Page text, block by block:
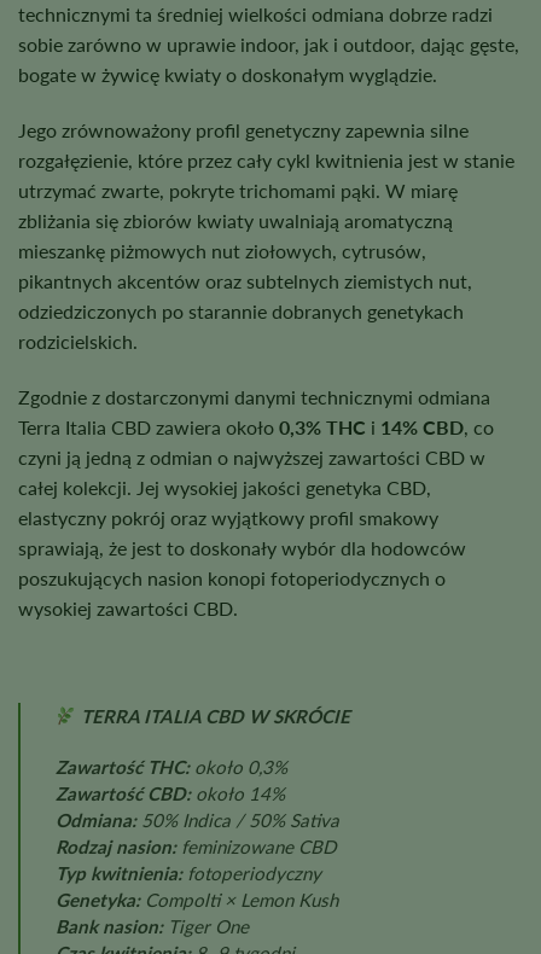
technicznymi ta średniej wielkości odmiana dobrze radzi
sobie zarówno w uprawie indoor, jak i outdoor, dając gęste,
bogate w żywicę kwiaty o doskonałym wyglądzie.
Jego zrównoważony profil genetyczny zapewnia silne
rozgałęzienie, które przez cały cykl kwitnienia jest w stanie
utrzymać zwarte, pokryte trichomami pąki. W miarę
zbliżania się zbiorów kwiaty uwalniają aromatyczną
mieszankę piżmowych nut ziołowych, cytrusów,
pikantnych akcentów oraz subtelnych ziemistych nut,
odziedziczonych po starannie dobranych genetykach
rodzicielskich.
Zgodnie z dostarczonymi danymi technicznymi odmiana
Terra Italia CBD zawiera około 0,3% THC i 14% CBD , co
czyni ją jedną z odmian o najwyższej zawartości CBD w
całej kolekcji. Jej wysokiej jakości genetyka CBD,
elastyczny pokrój oraz wyjątkowy profil smakowy
sprawiają, że jest to doskonały wybór dla hodowców
poszukujących nasion konopi fotoperiodycznych o
wysokiej zawartości CBD.
TERRA ITALIA CBD W SKRÓCIE
Zawartość THC:około 0,3%
Zawartość CBD:około 14%
Odmiana:50% Indica / 50% Sativa
Rodzaj nasion:feminizowane CBD
Typ kwitnienia:fotoperiodyczny
Genetyka:Compolti × Lemon Kush
Bank nasion:Tiger One